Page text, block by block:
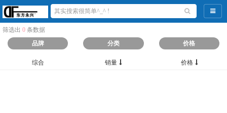
导航
筛选出 0 条数据
品牌
分类 价格
综合 销量 价格